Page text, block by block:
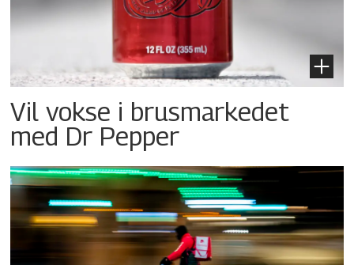
Vil vokse i brusmarkedet
med Dr Pepper